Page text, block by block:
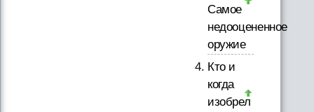
Самое
недооцененное
оружие
Кто и
когда
изобрел